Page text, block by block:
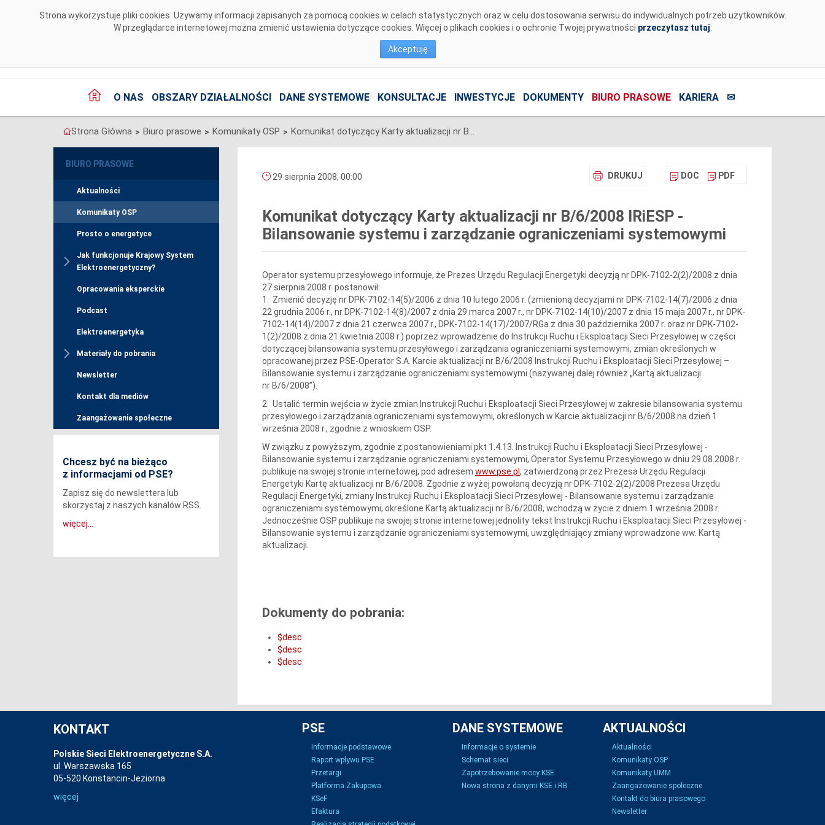
Strona wykorzystuje pliki cookies. Używamy informacji zapisanych za pomocą cookies w celach statystycznych oraz w celu dostosowania serwisu do indywidualnych potrzeb użytkowników.
W przeglądarce internetowej można zmienić ustawienia dotyczące cookies. Więcej o plikach cookies i o ochronie Twojej prywatności przeczytasz tutaj
Akceptuję
O NAS OBSZARY DZIAŁALNOŚCI DANE SYSTEMOWE KONSULTACJE INWESTYCJE DOKUMENTY BIURO PRASOWE KARIERA ✉
Strona Główna > Biuro prasowe > Komunikaty OSP > Komunikat dotyczący Karty aktualizacji nr B/6/2008 IRiESP - Bilansowanie systemu i zarządzanie ograniczeniami systemowymi
BIURO PRASOWE
Aktualności
Komunikaty OSP
Prosto o energetyce
Jak funkcjonuje Krajowy System
Elektroenergetyczny?
Opracowania eksperckie
Podcast
Elektroenergetyka
Materiały do pobrania
Newsletter
Kontakt dla mediów
Zaangażowanie społeczne
Chcesz być na bieżąco
z informacjami od PSE?
Zapisz się do newslettera lub
skorzystaj z naszych kanałów RSS.
więcej...
DRUKUJ DOC PDF
29 sierpnia 2008, 00:00
Komunikat dotyczący Karty aktualizacji nr B/6/2008 IRiESP -
Bilansowanie systemu i zarządzanie ograniczeniami systemowymi
Operator systemu przesyłowego informuje, że Prezes Urzędu Regulacji Energetyki decyzją nr DPK-7102-2(2)/2008 z dnia
27 sierpnia 2008 r. postanowił:
1. Zmienić decyzję nr DPK-7102-14(5)/2006 z dnia 10 lutego 2006 r. (zmienioną decyzjami nr DPK-7102-14(7)/2006 z dnia
22 grudnia 2006 r., nr DPK-7102-14(8)/2007 z dnia 29 marca 2007 r., nr DPK-7102-14(10)/2007 z dnia 15 maja 2007 r., nr DPK-
7102-14(14)/2007 z dnia 21 czerwca 2007 r., DPK-7102-14(17)/2007/RGa z dnia 30 października 2007 r. oraz nr DPK-7102-
1(2)/2008 z dnia 21 kwietnia 2008 r.) poprzez wprowadzenie do Instrukcji Ruchu i Eksploatacji Sieci Przesyłowej w części
dotyczącej bilansowania systemu przesyłowego i zarządzania ograniczeniami systemowymi, zmian określonych w
opracowanej przez PSE-Operator S.A. Karcie aktualizacji nr B/6/2008 Instrukcji Ruchu i Eksploatacji Sieci Przesyłowej –
Bilansowanie systemu i zarządzanie ograniczeniami systemowymi (nazywanej dalej również „Kartą aktualizacji
nr B/6/2008”).
2. Ustalić termin wejścia w życie zmian Instrukcji Ruchu i Eksploatacji Sieci Przesyłowej w zakresie bilansowania systemu
przesyłowego i zarządzania ograniczeniami systemowymi, określonych w Karcie aktualizacji nr B/6/2008 na dzień 1
września 2008 r., zgodnie z wnioskiem OSP.
W związku z powyższym, zgodnie z postanowieniami pkt 1.4.13. Instrukcji Ruchu i Eksploatacji Sieci Przesyłowej -
Bilansowanie systemu i zarządzanie ograniczeniami systemowymi, Operator Systemu Przesyłowego w dniu 29.08.2008 r.
publikuje na swojej stronie internetowej, pod adresem www.pse.pl , zatwierdzoną przez Prezesa Urzędu Regulacji
Energetyki Kartę aktualizacji nr B/6/2008. Zgodnie z wyżej powołaną decyzją nr DPK-7102-2(2)/2008 Prezesa Urzędu
Regulacji Energetyki, zmiany Instrukcji Ruchu i Eksploatacji Sieci Przesyłowej - Bilansowanie systemu i zarządzanie
ograniczeniami systemowymi, określone Kartą aktualizacji nr B/6/2008, wchodzą w życie z dniem 1 września 2008 r.
Jednocześnie OSP publikuje na swojej stronie internetowej jednolity tekst Instrukcji Ruchu i Eksploatacji Sieci Przesyłowej -
Bilansowanie systemu i zarządzanie ograniczeniami systemowymi, uwzględniający zmiany wprowadzone ww. Kartą
aktualizacji.
Dokumenty do pobrania:
$desc
$desc
$desc
KONTAKT
Polskie Sieci Elektroenergetyczne S.A.
ul. Warszawska 165
05-520 Konstancin-Jeziorna
więcej
PSE
Informacje podstawowe
Raport wpływu PSE
Przetargi
Platforma Zakupowa
KSeF
Efaktura
DANE SYSTEMOWE
Informacje o systemie
Schemat sieci
Zapotrzebowanie mocy KSE
Nowa strona z danymi KSE i RB
AKTUALNOŚCI
Aktualności
Komunikaty OSP
Komunikaty UMM
Zaangażowanie społeczne
Kontakt do biura prasowego
Newsletter